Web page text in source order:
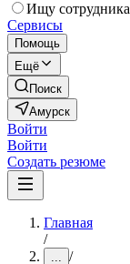
Ищу сотрудника
Сервисы
Помощь
Ещё
Поиск
Амурск
Войти
Войти
Создать резюме
Главная
/
... /